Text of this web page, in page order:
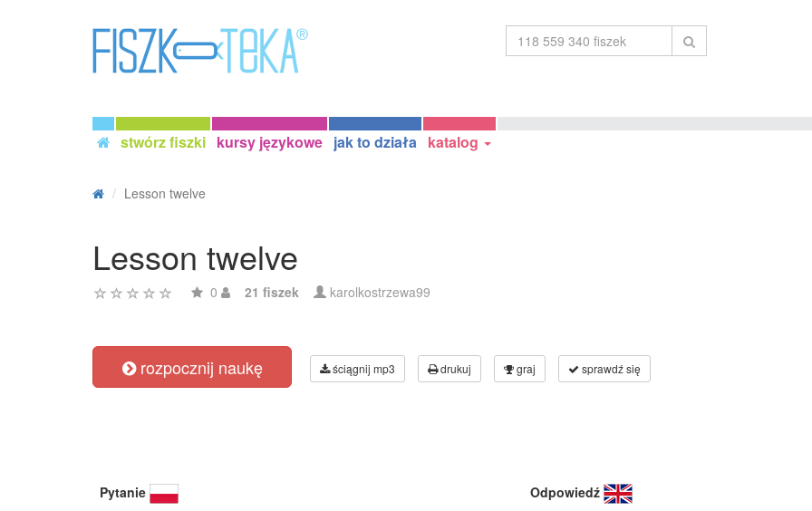
stwórz fiszki kursy językowe jak to działa katalog
Lesson twelve
Lesson twelve
0 21 fiszek karolkostrzewa99
rozpocznij naukę ściągnij mp3 drukuj graj sprawdź się
Pytanie Odpowiedź